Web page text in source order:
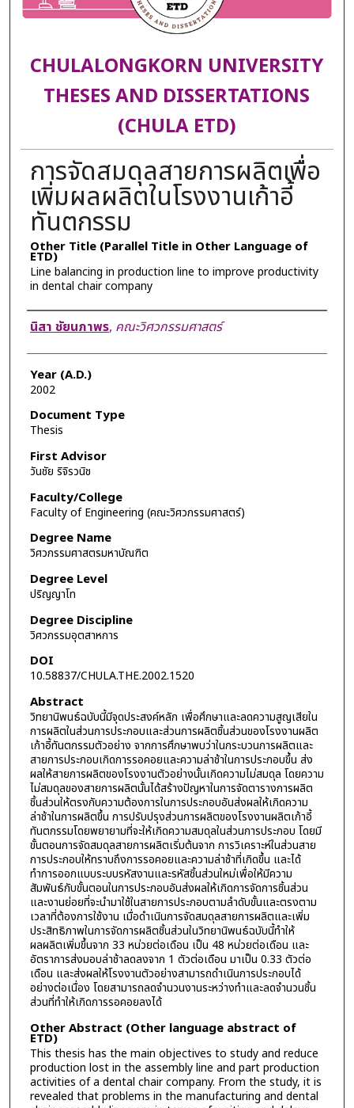
CHULALONGKORN UNIVERSITY
THESES AND DISSERTATIONS
(CHULA ETD)
การจัดสมดุลสายการผลิตเพื่อ
เพิ่มผลผลิตในโรงงานเก้าอี้
ทันตกรรม
Other Title (Parallel Title in Other Language of
ETD)
Line balancing in production line to improve productivity
in dental chair company
Author
นิสา ชัยนภาพร, คณะวิศวกรรมศาสตร์
Year (A.D.)
2002
Document Type
Thesis
First Advisor
วันชัย ริจิรวนิช
Faculty/College
Faculty of Engineering (คณะวิศวกรรมศาสตร์)
Degree Name
วิศวกรรมศาสตรมหาบัณฑิต
Degree Level
ปริญญาโท
Degree Discipline
วิศวกรรมอุตสาหการ
DOI
10.58837/CHULA.THE.2002.1520
Abstract
วิทยานิพนธ์ฉบับนี้มีจุดประสงค์หลัก เพื่อศึกษาและลดความสูญเสียใน
การผลิตในส่วนการประกอบและส่วนการผลิตชิ้นส่วนของโรงงานผลิต
เก้าอี้ทันตกรรมตัวอย่าง จากการศึกษาพบว่าในกระบวนการผลิตและ
สายการประกอบเกิดการรอคอยและความล่าช้าในการประกอบขึ้น ส่ง
ผลให้สายการผลิตของโรงงานตัวอย่างนั้นเกิดความไม่สมดุล โดยความ
ไม่สมดุลของสายการผลิตนั้นได้สร้างปัญหาในการจัดตารางการผลิต
ชิ้นส่วนให้ตรงกับความต้องการในการประกอบอันส่งผลให้เกิดความ
ล่าช้าในการผลิตขึ้น การปรับปรุงส่วนการผลิตของโรงงานผลิตเก้าอี้
ทันตกรรมโดยพยายามที่จะให้เกิดความสมดุลในส่วนการประกอบ โดยมี
ขั้นตอนการจัดสมดุลสายการผลิตเริ่มต้นจาก การวิเคราะห์ในส่วนสาย
การประกอบให้ทราบถึงการรอคอยและความล่าช้าที่เกิดขึ้น และได้
ทำการออกแบบระบบรหัสงานและรหัสชิ้นส่วนใหม่เพื่อให้มีความ
สัมพันธ์กับขั้นตอนในการประกอบอันส่งผลให้เกิดการจัดการชิ้นส่วน
และงานย่อยที่จะนำมาใช้ในสายการประกอบตามลำดับขั้นและตรงตาม
เวลาที่ต้องการใช้งาน เมื่อดำเนินการจัดสมดุลสายการผลิตและเพิ่ม
ประสิทธิภาพในการจัดการผลิตชิ้นส่วนในวิทยานิพนธ์ฉบับนี้ทำให้
ผลผลิตเพิ่มขึ้นจาก 33 หน่วยต่อเดือน เป็น 48 หน่วยต่อเดือน และ
อัตราการส่งมอบล่าช้าลดลงจาก 1 ตัวต่อเดือน มาเป็น 0.33 ตัวต่อ
เดือน และส่งผลให้โรงงานตัวอย่างสามารถดำเนินการประกอบได้
อย่างต่อเนื่อง โดยสามารถลดจำนวนงานระหว่างทำและลดจำนวนชิ้น
ส่วนที่ทำให้เกิดการรอคอยลงได้
Other Abstract (Other language abstract of
ETD)
This thesis has the main objectives to study and reduce
production lost in the assembly line and part production
activities of a dental chair company. From the study, it is
revealed that problems in the manufacturing and dental